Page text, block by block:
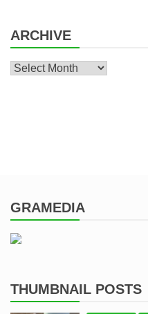
ARCHIVE
Archive
GRAMEDIA
THUMBNAIL POSTS